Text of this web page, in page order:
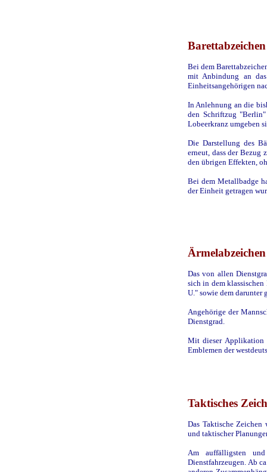
Barettabzeichen
Bei dem
mit Anbindung an
Einheitsangehörigen
In Anlehnung an die
den Schriftzug
Lobeerkranz umgeben
Die Darstellung des
erneut, dass der Bezug
den übrigen Effekten,
Bei dem Metallbadge
der Einheit getragen
Ärmelabzeichen
Das von allen
sich in dem
U." sowie dem darunter
Angehörige der
Dienstgrad.
Mit dieser Applikation
Emblemen der
Taktisches
Das Taktische
und taktischer
Am auffälligsten
Dienstfahrzeugen. Ab